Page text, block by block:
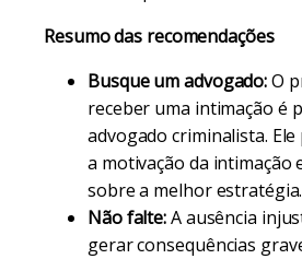
Resumo das recomendações
Busque um advogado:O
receber uma intimação é
advogado criminalista.
a motivação da intimação
sobre a melhor estratégia.
Não falte:A ausência
gerar consequências